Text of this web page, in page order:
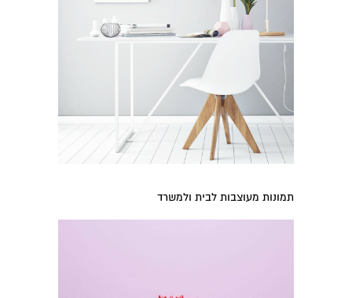
תמונות מעוצבות לבית ולמשרד